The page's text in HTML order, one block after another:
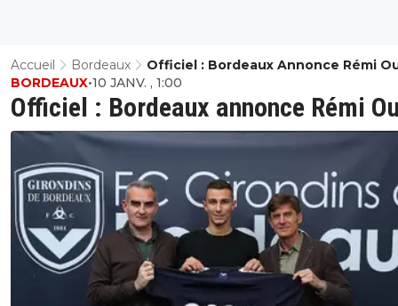
Accueil Bordeaux Officiel : Bordeaux Annonce Rémi
Officiel : Bordeaux annonce Rémi
BORDEAUX•10 JANV. , 1:00